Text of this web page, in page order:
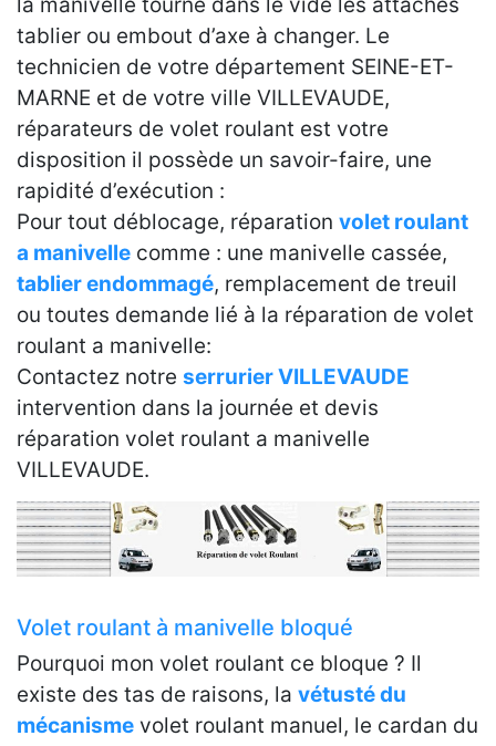
tablier ou embout d’axe à changer. Le
technicien de votre département SEINE-ET-
MARNE et de votre ville VILLEVAUDE,
réparateurs de volet roulant est votre
disposition il possède un savoir-faire, une
rapidité d’exécution :
Pour tout déblocage, réparation volet roulant
a manivelle comme : une manivelle cassée,
tablier endommagé, remplacement de treuil
ou toutes demande lié à la réparation de volet
roulant a manivelle:
Contactez notre serrurier VILLEVAUDE
intervention dans la journée et devis
réparation volet roulant a manivelle
VILLEVAUDE.
Volet roulant à manivelle bloqué
Pourquoi mon volet roulant ce bloque ? Il
existe des tas de raisons, la vétusté du
mécanisme volet roulant manuel, le cardan du